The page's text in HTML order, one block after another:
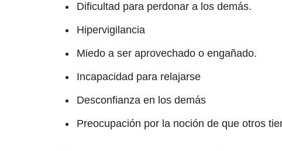
Dificultad para perdonar a los demás.
Hipervigilancia
Miedo a ser aprovechado o engañado.
Incapacidad para relajarse
Desconfianza en los demás
Preocupación por la noción de que otros